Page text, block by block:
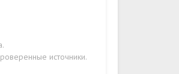
источники.